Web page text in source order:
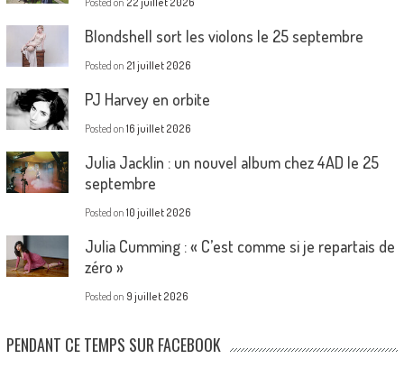
Blondshell sort les violons le 25 septembre
Posted on 21 juillet 2026
PJ Harvey en orbite
Posted on 16 juillet 2026
Julia Jacklin : un nouvel album chez 4AD le 25
septembre
Posted on 10 juillet 2026
Julia Cumming : « C’est comme si je repartais de
zéro »
Posted on 9 juillet 2026
PENDANT CE TEMPS SUR FACEBOOK